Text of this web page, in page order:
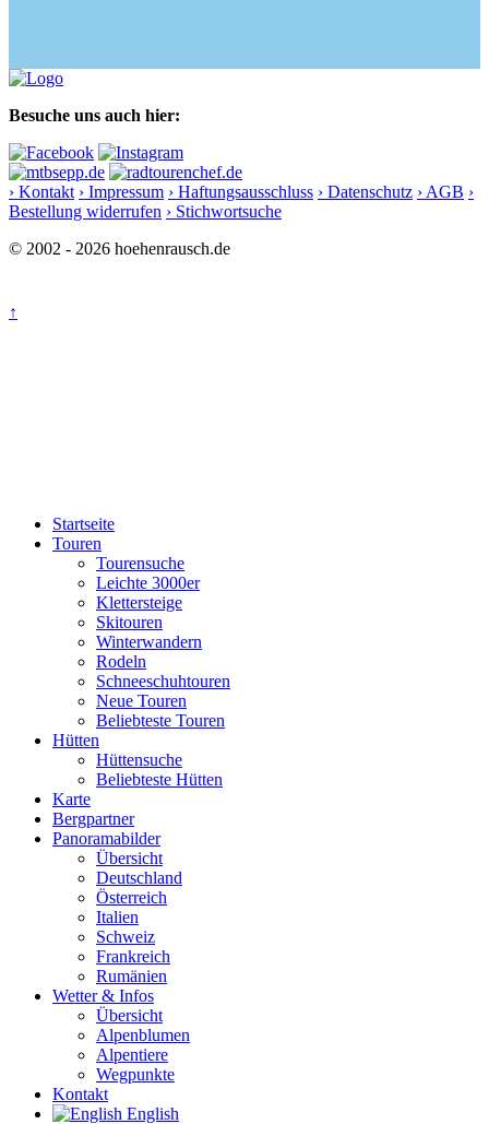
Besuche uns auch hier:
› Kontakt › Impressum › Haftungsausschluss › Datenschutz › AGB ›
Bestellung widerrufen › Stichwortsuche
© 2002 - 2026 hoehenrausch.de
↑
Startseite
Touren
Tourensuche
Leichte 3000er
Klettersteige
Skitouren
Winterwandern
Rodeln
Schneeschuhtouren
Neue Touren
Beliebteste Touren
Hütten
Hüttensuche
Beliebteste Hütten
Karte
Bergpartner
Panoramabilder
Übersicht
Deutschland
Österreich
Italien
Schweiz
Frankreich
Rumänien
Wetter & Infos
Übersicht
Alpenblumen
Alpentiere
Wegpunkte
Kontakt
English